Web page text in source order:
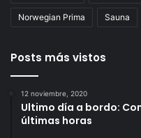
Norwegian Prima Sauna
Posts más vistos
12 noviembre, 2020
Ultimo día a bordo:
últimas horas